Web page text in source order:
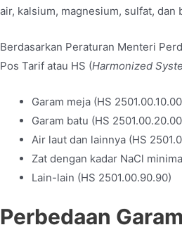
air, kalsium, magnesium, sulfat,
Berdasarkan Peraturan Menteri
Pos Tarif atau HS (Harmonized
Garam meja (HS
Garam batu (HS
Air laut dan lainnya (HS
Zat dengan kadar NaCl
Lain-lain (HS 2501.00.90.90)
Perbedaan